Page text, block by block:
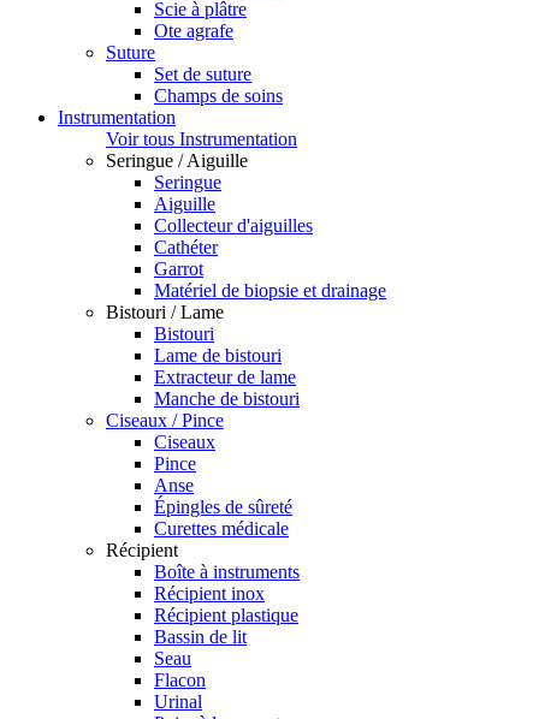
Scie à plâtre
Ote agrafe
Suture
Set de suture
Champs de soins
Instrumentation
Voir tous Instrumentation
Seringue / Aiguille
Seringue
Aiguille
Collecteur d'aiguilles
Cathéter
Garrot
Matériel de biopsie et drainage
Bistouri / Lame
Bistouri
Lame de bistouri
Extracteur de lame
Manche de bistouri
Ciseaux / Pince
Ciseaux
Pince
Anse
Épingles de sûreté
Curettes médicale
Récipient
Boîte à instruments
Récipient inox
Récipient plastique
Bassin de lit
Seau
Flacon
Urinal